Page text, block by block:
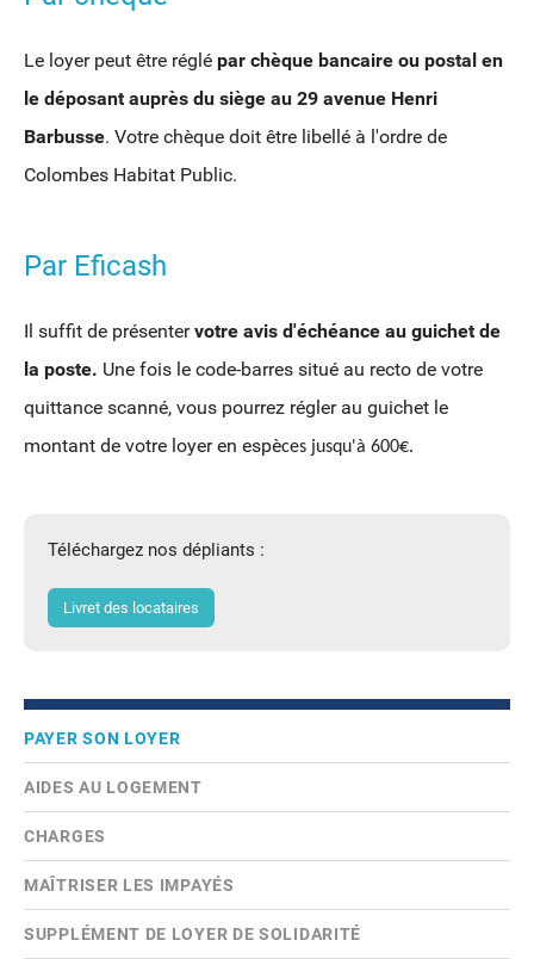
Le loyer peut être réglé par chèque bancaire ou postal en
le déposant auprès du siège au 29 avenue Henri
Barbusse. Votre chèque doit être libellé à l'ordre de
Colombes Habitat Public.
Par Eficash
Il suffit de présentervotre avis d'échéance au guichet de
la poste. Une fois le code-barres situé au recto de votre
quittance scanné, vous pourrez régler au guichet le
montant de votre loyer en espèces jusqu'à 600€.
Téléchargez nos dépliants :
Livret des locataires
PAYER SON LOYER
AIDES AU LOGEMENT
CHARGES
MAÎTRISER LES IMPAYÉS
SUPPLÉMENT DE LOYER DE SOLIDARITÉ